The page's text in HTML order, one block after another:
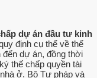
dự án đầu tư kinh
định cụ thể về thế
đến dự án, đồng thời
thế chấp quyền tài
ở. Bộ Tư pháp và